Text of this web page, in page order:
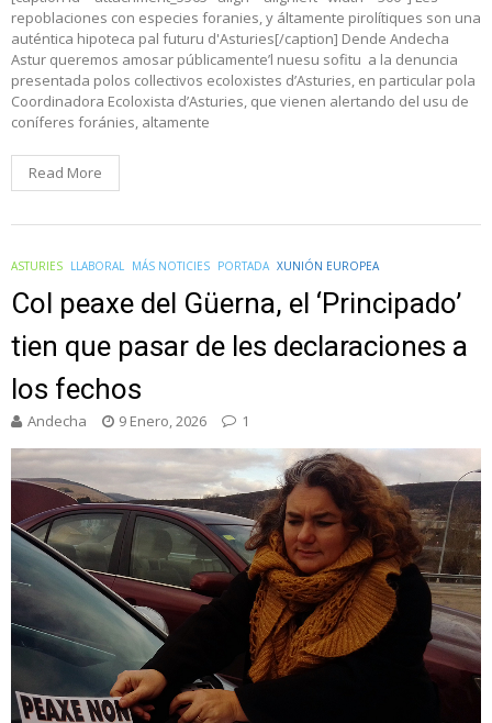
repoblaciones con especies foranies, y áltamente pirolítiques son una
auténtica hipoteca pal futuru d'Asturies[/caption] Dende Andecha
Astur queremos amosar públicamente’l nuesu sofitu a la denuncia
presentada polos collectivos ecoloxistes d’Asturies, en particular pola
Coordinadora Ecoloxista d’Asturies, que vienen alertando del usu de
coníferes foránies, altamente
Read More
ASTURIES LLABORAL MÁS NOTICIES PORTADA XUNIÓN EUROPEA
Col peaxe del Güerna, el ‘Principado’
tien que pasar de les declaraciones a
los fechos
Andecha 9 Enero, 2026 1